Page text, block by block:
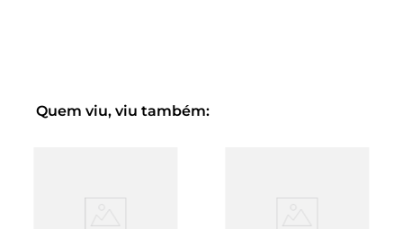
Quem viu, viu também: